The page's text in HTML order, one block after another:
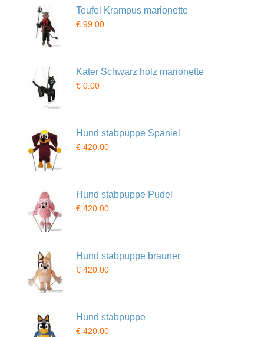
Teufel Krampus marionette
€ 99.00
Kater Schwarz holz marionette
€ 0.00
Hund stabpuppe Spaniel
€ 420.00
Hund stabpuppe Pudel
€ 420.00
Hund stabpuppe brauner
€ 420.00
Hund stabpuppe
€ 420.00